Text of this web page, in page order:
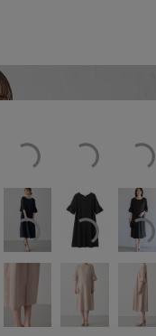
用サイズ：M／産後シ